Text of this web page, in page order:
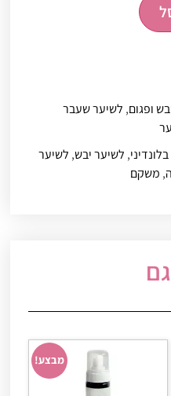
ופגום,לשיער שעבר
,לשיער יבש,לשיער
,משקם
מבצע!